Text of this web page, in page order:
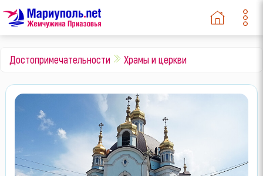
Достопримечательности Храмы и церкви